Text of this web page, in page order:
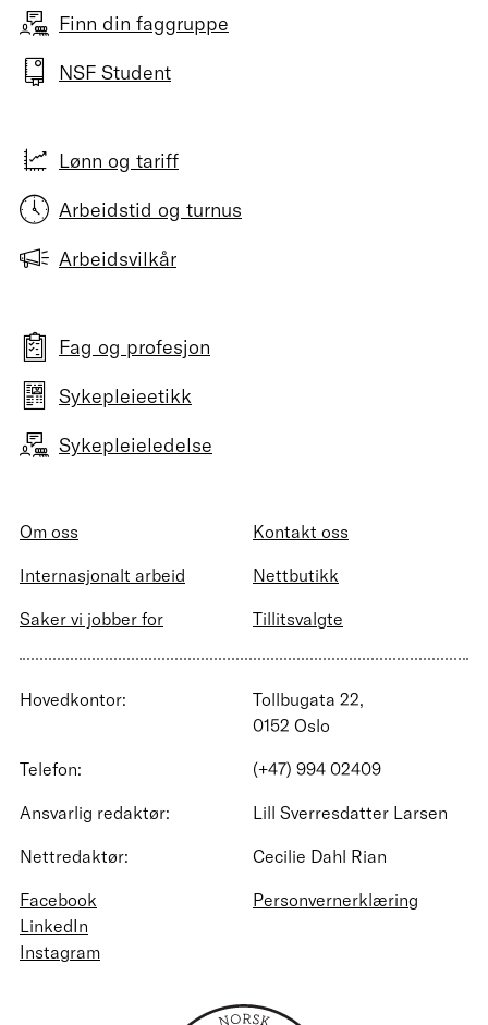
Finn din faggruppe
NSF Student
Lønn og tariff
Arbeidstid og turnus
Arbeidsvilkår
Fag og profesjon
Sykepleieetikk
Sykepleieledelse
Om oss
Kontakt oss
Internasjonalt arbeid
Nettbutikk
Saker vi jobber for
Tillitsvalgte
Hovedkontor:
Tollbugata 22,
0152 Oslo
Telefon:
(+47) 994 02409
Ansvarlig redaktør:
Lill Sverresdatter Larsen
Nettredaktør:
Cecilie Dahl Rian
Facebook
LinkedIn
Instagram
Personvernerklæring